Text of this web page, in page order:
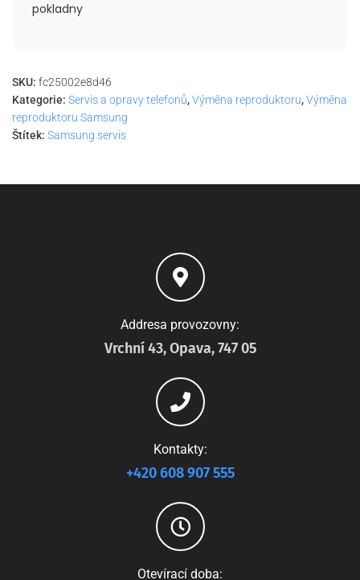
pokladny
SKU: fc25002e8d46
Kategorie: Servis a opravy telefonů,Výměna reproduktoru,Výměna
reproduktoru Samsung
Štítek: Samsung servis
Addresa provozovny:
Vrchní 43, Opava, 747 05
Kontakty:
+420 608 907 555
Otevírací doba: